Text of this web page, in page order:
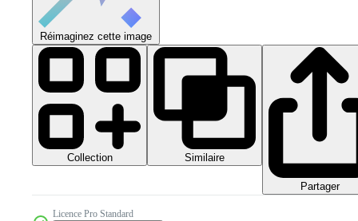
Réimaginez cette image
Collection Similaire
Partager
Licence Pro Standard